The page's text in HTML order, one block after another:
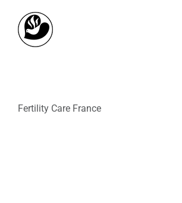
content
Fertility Care France